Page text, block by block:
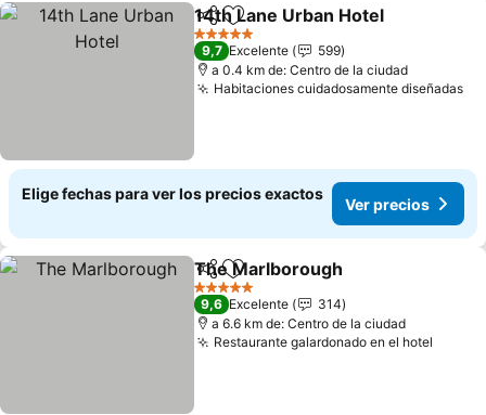
CompartirAgregar a favoritos
14th Lane Urban Hotel
5 Estrellas
9,7 Excelente
599
a 0.4 km de: Centro de la ciudad
Habitaciones cuidadosamente diseñadas
Elige fechas para ver los precios exactos
Ver precios
Compartir
Agregar a favoritos
The Marlborough
5 Estrellas
9,6 Excelente
314
a 6.6 km de: Centro de la ciudad
Restaurante galardonado en el hotel